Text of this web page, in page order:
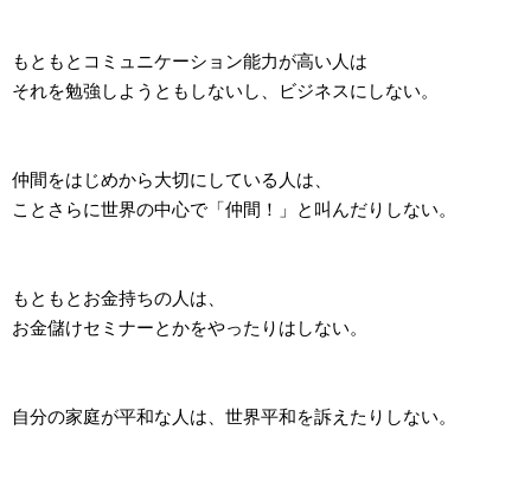
もともとコミュニケーション能力が高い人は
それを勉強しようともしないし、ビジネスにしない。
仲間をはじめから大切にしている人は、
ことさらに世界の中心で「仲間！」と叫んだりしない。
もともとお金持ちの人は、
お金儲けセミナーとかをやったりはしない。
自分の家庭が平和な人は、世界平和を訴えたりしない。